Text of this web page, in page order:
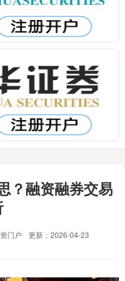
？融资融券交易
门户
更新：2026-04-23